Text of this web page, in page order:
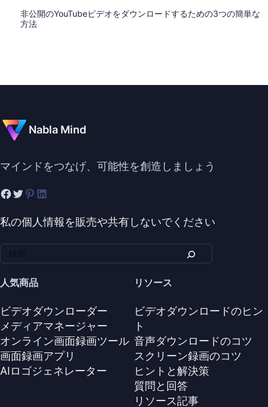
非公開のYouTubeビデオをダウンロードするための3つの簡単な
方法
Nabla Mind
マインドをつなげ、可能性を創造しましょう
私の個人情報を販売や共有しないでください
人気商品
ビデオダウンローダー
メディアマネージャー
オンライン画面録画ツール
画面録画アプリ
AIロゴジェネレーター
リソース
ビデオダウンロードのヒン
ト
音声ダウンロードのコツ
スクリーン録画のコツ
ヒントと解決策
質問と回答
リソース記事